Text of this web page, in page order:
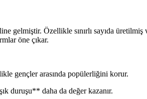
Özellikle sınırlı sayıda
öne çıkar.
gençler arasında popülerliğini korur.
duruşu** daha da değer kazanır.